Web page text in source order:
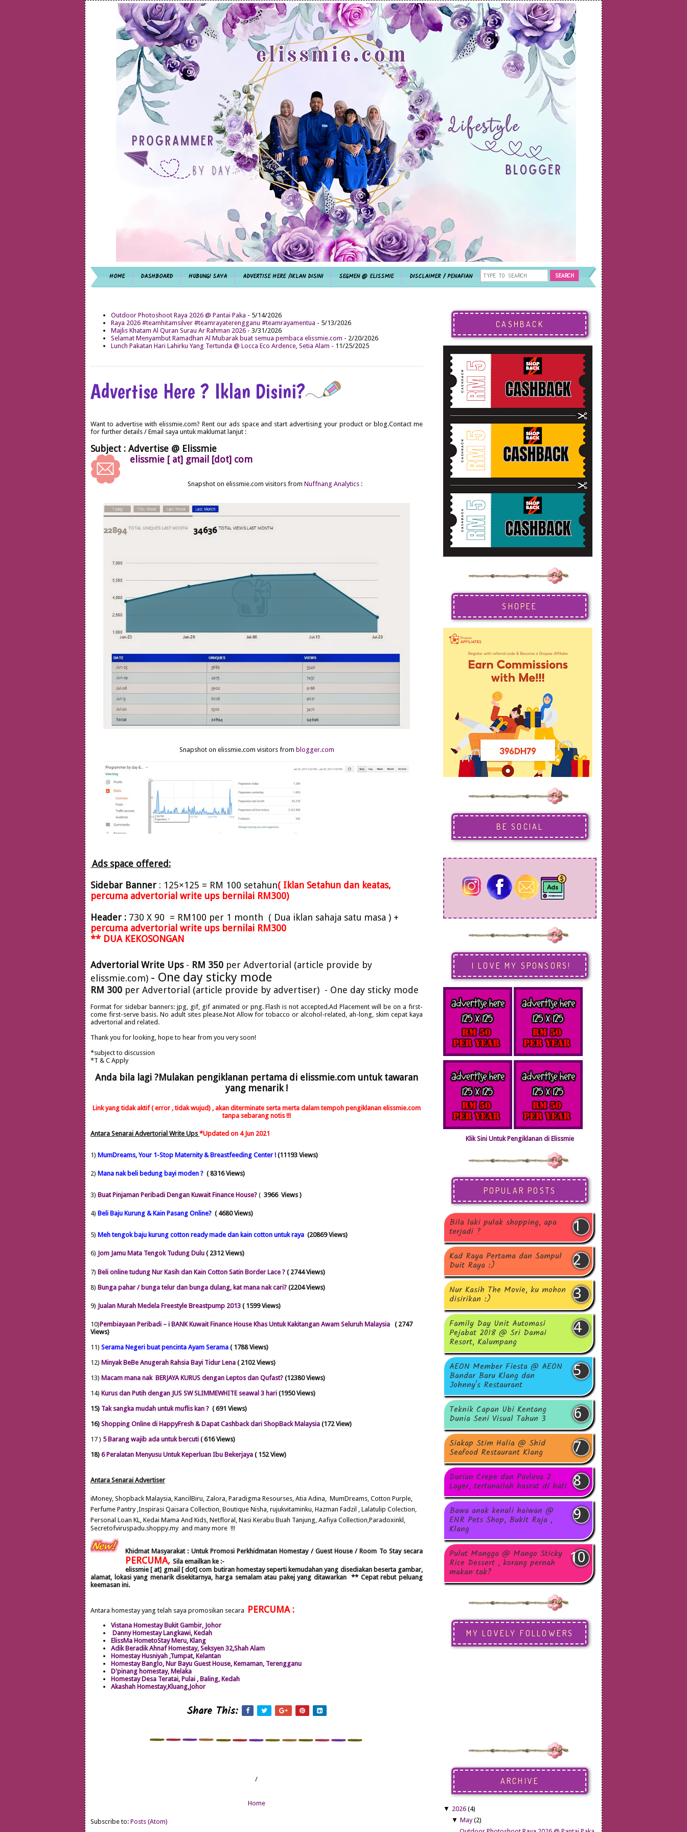
HOME DASHBOARD HUBUNGI SAYA ADVERTISE HERE /IKLAN DISINI SEGMEN @ ELISSMIE DISCLAIMER / PENAFIAN
Outdoor Photoshoot Raya 2026 @ Pantai Paka - 5/14/2026
Raya 2026 #teamhitamsilver #teamrayaterengganu #teamrayamentua - 5/13/2026
Majlis Khatam Al Quran Surau Ar Rahman 2026 - 3/31/2026
Selamat Menyambut Ramadhan Al Mubarak buat semua pembaca elissmie.com - 2/20/2026
Lunch Pakatan Hari Lahirku Yang Tertunda @ Locca Eco Ardence, Setia Alam - 11/25/2025
Advertise Here ? Iklan Disini?
Want to advertise with elissmie.com? Rent our ads space and start advertising your product or blog.Contact me
for further details / Email saya untuk maklumat lanjut :
Subject : Advertise @ Elissmie
elissmie [ at] gmail [dot] com
Snapshot on elissmie.com visitors from Nuffnang Analytics :
Snapshot on elissmie.com visitors from blogger.com
Ads space offered:
Sidebar Banner : 125×125 = RM 100 setahun( Iklan Setahun dan keatas,
percuma advertorial write ups bernilai RM300)
Header : 730 X 90 = RM100 per 1 month ( Dua iklan sahaja satu masa ) +
percuma advertorial write ups bernilai RM300
** DUA KEKOSONGAN
Advertorial Write Ups- RM 350 per Advertorial (article provide by
elissmie.com) - One day sticky mode
RM 300 per Advertorial (article provide by advertiser) - One day sticky mode
Format for sidebar banners: jpg, gif, gif animated or png. Flash is not accepted.Ad Placement will be on a first-
come first-serve basis. No adult sites please.Not Allow for tobacco or alcohol-related, ah-long, skim cepat kaya
advertorial and related.
Thank you for looking, hope to hear from you very soon!
*subject to discussion
*T & C Apply
Anda bila lagi ?Mulakan pengiklanan pertama di elissmie.com untuk tawaran
yang menarik !
Link yang tidak aktif ( error , tidak wujud) , akan diterminate serta merta dalam tempoh pengiklanan elissmie.com
tanpa sebarang notis !!!
Antara Senarai Advertorial Write Ups *Updated on 4 Jun 2021
1) MumDreams, Your 1-Stop Maternity & Breastfeeding Center ! (11193 Views)
2) Mana nak beli bedung bayi moden ? ( 8316 Views)
3) Buat Pinjaman Peribadi Dengan Kuwait Finance House? ( 3966 Views )
4) Beli Baju Kurung & Kain Pasang Online? ( 4680Views)
5) Meh tengok baju kurung cotton ready made dan kain cotton untuk raya (20869 Views)
6) Jom Jamu Mata Tengok Tudung Dulu ( 2312 Views)
7) Beli online tudung Nur Kasih dan Kain Cotton Satin Border Lace ? ( 2744 Views)
8) Bunga pahar / bunga telur dan bunga dulang, kat mana nak cari? (2204 Views)
9) Jualan Murah Medela Freestyle Breastpump 2013 ( 1599 Views)
10)Pembiayaan Peribadi – i BANK Kuwait Finance House Khas Untuk Kakitangan Awam Seluruh Malaysia ( 2747
Views)
11) Serama Negeri buat pencinta Ayam Serama ( 1788 Views)
12) Minyak BeBe Anugerah Rahsia Bayi Tidur Lena ( 2102 Views)
13) Macam mana nak BERJAYA KURUS dengan Leptos dan Qufast? (12380 Views)
14) Kurus dan Putih dengan JUS SW SLIMMEWHITE seawal 3 hari (1950 Views)
15) Tak sangka mudah untuk muflis kan ? ( 691 Views)
16) Shopping Online di HappyFresh & Dapat Cashback dari ShopBack Malaysia (172 View)
17 ) 5 Barang wajib ada untuk bercuti ( 616 Views)
18) 6 Peralatan Menyusu Untuk Keperluan Ibu Bekerjaya ( 152 View)
Antara Senarai Advertiser
iMoney, Shopback Malaysia, KancilBiru, Zalora, Paradigma Resourses , Atia Adina, MumDreams, Cotton Purple,
Perfume Pantry ,Inspirasi Qaisara Collection, Boutique Nisha, rujukvitaminku, Hazman Fadzil , Lalatulip Colection,
Personal Loan KL , Kedai Mama And Kids, Netfloral , Nasi Kerabu Buah Tanjung, Aafiya Collection,Paradoxinkl,
Secretofviruspadu.shoppy.my and many more !!!
Khidmat Masyarakat : Untuk Promosi Perkhidmatan Homestay / Guest House / Room To Stay secara
PERCUMA, Sila emailkan ke :-
elissmie [ at] gmail [ dot] com butiran homestay seperti kemudahan yang disediakan beserta gambar,
alamat, lokasi yang menarik disekitarnya, harga semalam atau pakej yang ditawarkan ** Cepat rebut peluang
keemasan ini.
Antara homestay yang telah saya promosikan secara PERCUMA :
Vistana Homestay Bukit Gambir, Johor
Danny Homestay Langkawi, Kedah
ElissMa HometoStay Meru, Klang
Adik Beradik Ahnaf Homestay, Seksyen 32,Shah Alam
Homestay Husniyah ,Tumpat, Kelantan
Homestay Banglo, Nur Bayu Guest House, Kemaman, Terengganu
D'pinang homestay, Melaka
Homestay Desa Teratai, Pulai , Baling, Kedah
Akashah Homestay,Kluang,Johor
Share This:
/
Home
Subscribe to: Posts (Atom)
CASHBACK
SHOPEE
BE SOCIAL
I LOVE MY SPONSORS!
Klik Sini Untuk Pengiklanan di Elissmie
POPULAR POSTS
Bila laki pulak shopping, apa
terjadi ?
Kad Raya Pertama dan Sampul
Duit Raya :)
Nur Kasih The Movie, ku mohon
disirikan :)
Family Day Unit Automasi
Pejabat 2018 @ Sri Damai
Resort, Kalumpang
AEON Member Fiesta @ AEON
Bandar Baru Klang dan
Johnny's Restaurant
Teknik Capan Ubi Kentang
Dunia Seni Visual Tahun 3
Siakap Stim Halia @ Shid
Seafood Restaurant Klang
Durian Crepe dan Pavlova 2
Layer, tertunailah hasrat di hati
Bawa anak kenali haiwan @
ENR Pets Shop, Bukit Raja ,
Klang
Pulut Mangga @ Mango Sticky
Rice Dessert , korang pernah
makan tak?
MY LOVELY FOLLOWERS
ARCHIVE
▼ 2026 (4)
▼ May (2)